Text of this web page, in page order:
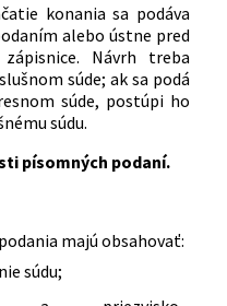
konania sa podáva
alebo ústne pred
Návrh treba
súde; ak sa podá
súde, postúpi ho
súdu.
písomných podaní.
majú obsahovať:
súdu;